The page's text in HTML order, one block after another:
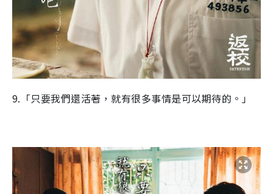
9.「只要我們還活著，就有很多事情是可以期待的。」